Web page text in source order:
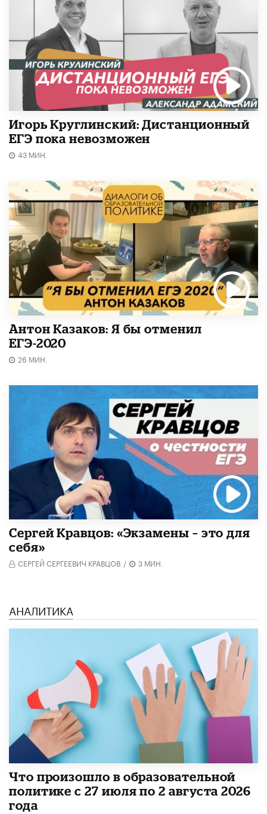
Игорь Круглинский: Дистанционный
ЕГЭ пока невозможен
43 МИН.
Антон Казаков: Я бы отменил
ЕГЭ-2020
26 МИН.
Сергей Кравцов: «Экзамены – это для
себя»
СЕРГЕЙ СЕРГЕЕВИЧ КРАВЦОВ / 3 МИН.
АНАЛИТИКА
​Что произошло в образовательной
политике с 27 июля по 2 августа 2026
года